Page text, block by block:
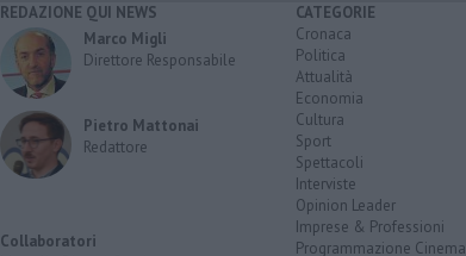
REDAZIONE QUI NEWS
Marco Migli
Direttore Responsabile
Pietro Mattonai
Redattore
Collaboratori
CATEGORIE
Cronaca
Politica
Attualità
Economia
Cultura
Sport
Spettacoli
Interviste
Opinion Leader
Imprese & Professioni
Programmazione Cinema